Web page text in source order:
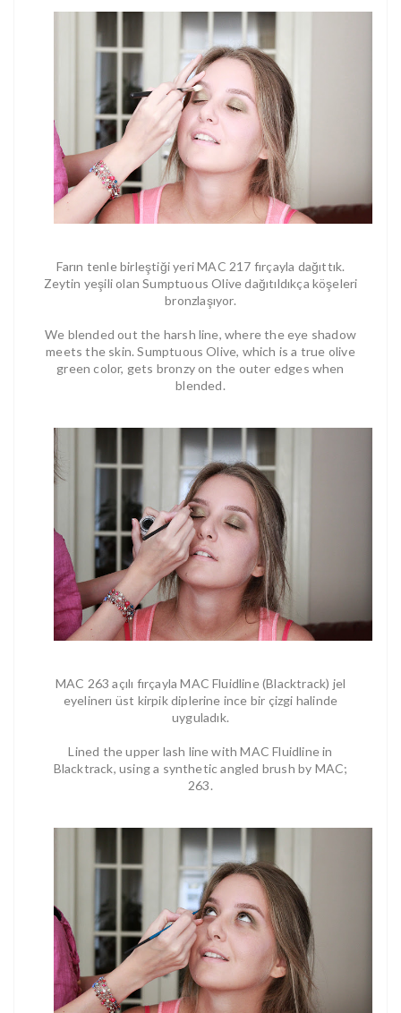
Farın tenle birleştiği yeri MAC 217 fırçayla dağıttık.
Zeytin yeşili olan Sumptuous Olive dağıtıldıkça köşeleri
bronzlaşıyor.
We blended out the harsh line, where the eye shadow
meets the skin. Sumptuous Olive, which is a true olive
green color, gets bronzy on the outer edges when
blended.
MAC 263 açılı fırçayla MAC Fluidline (Blacktrack) jel
eyelinerı üst kirpik diplerine ince bir çizgi halinde
uyguladık.
Lined the upper lash line with MAC Fluidline in
Blacktrack, using a synthetic angled brush by MAC;
263.